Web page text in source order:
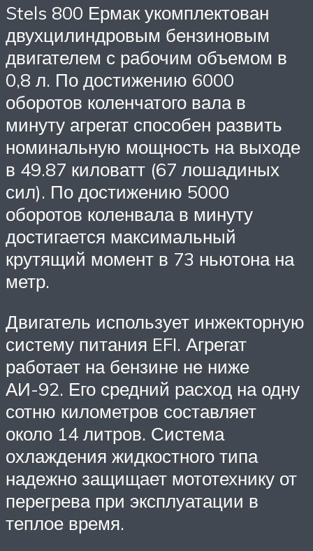
Stels 800 Ермак укомплектован
двухцилиндровым бензиновым
двигателем с рабочим объемом в
0,8 л. По достижению 6000
оборотов коленчатого вала в
минуту агрегат способен развить
номинальную мощность на выходе
в 49.87 киловатт (67 лошадиных
сил). По достижению 5000
оборотов коленвала в минуту
достигается максимальный
крутящий момент в 73 ньютона на
метр.
Двигатель использует инжекторную
систему питания EFI. Агрегат
работает на бензине не ниже
АИ-92. Его средний расход на одну
сотню километров составляет
около 14 литров. Система
охлаждения жидкостного типа
надежно защищает мототехнику от
перегрева при эксплуатации в
теплое время.